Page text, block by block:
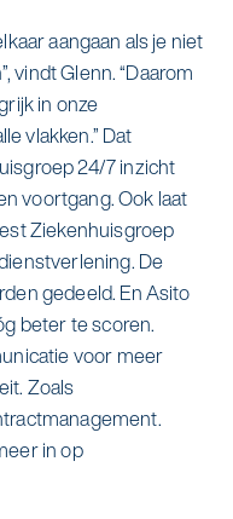
aangaan als je niet
vindt Glenn. “Daarom
in onze
vlakken.” Dat
24/7 inzicht
voortgang. Ook laat
Ziekenhuisgroep
De
gedeeld. En Asito
beter te scoren.
voor meer
Zoals
in op